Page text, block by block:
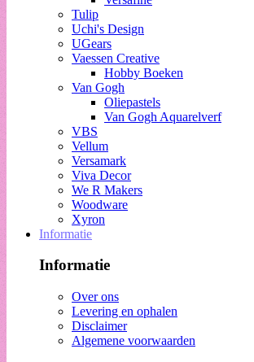
Tulip
Uchi's Design
UGears
Vaessen Creative
Hobby Boeken
Van Gogh
Oliepastels
Van Gogh Aquarelverf
VBS
Vellum
Versamark
Viva Decor
We R Makers
Woodware
Xyron
Informatie
Informatie
Over ons
Levering en ophalen
Disclaimer
Algemene voorwaarden